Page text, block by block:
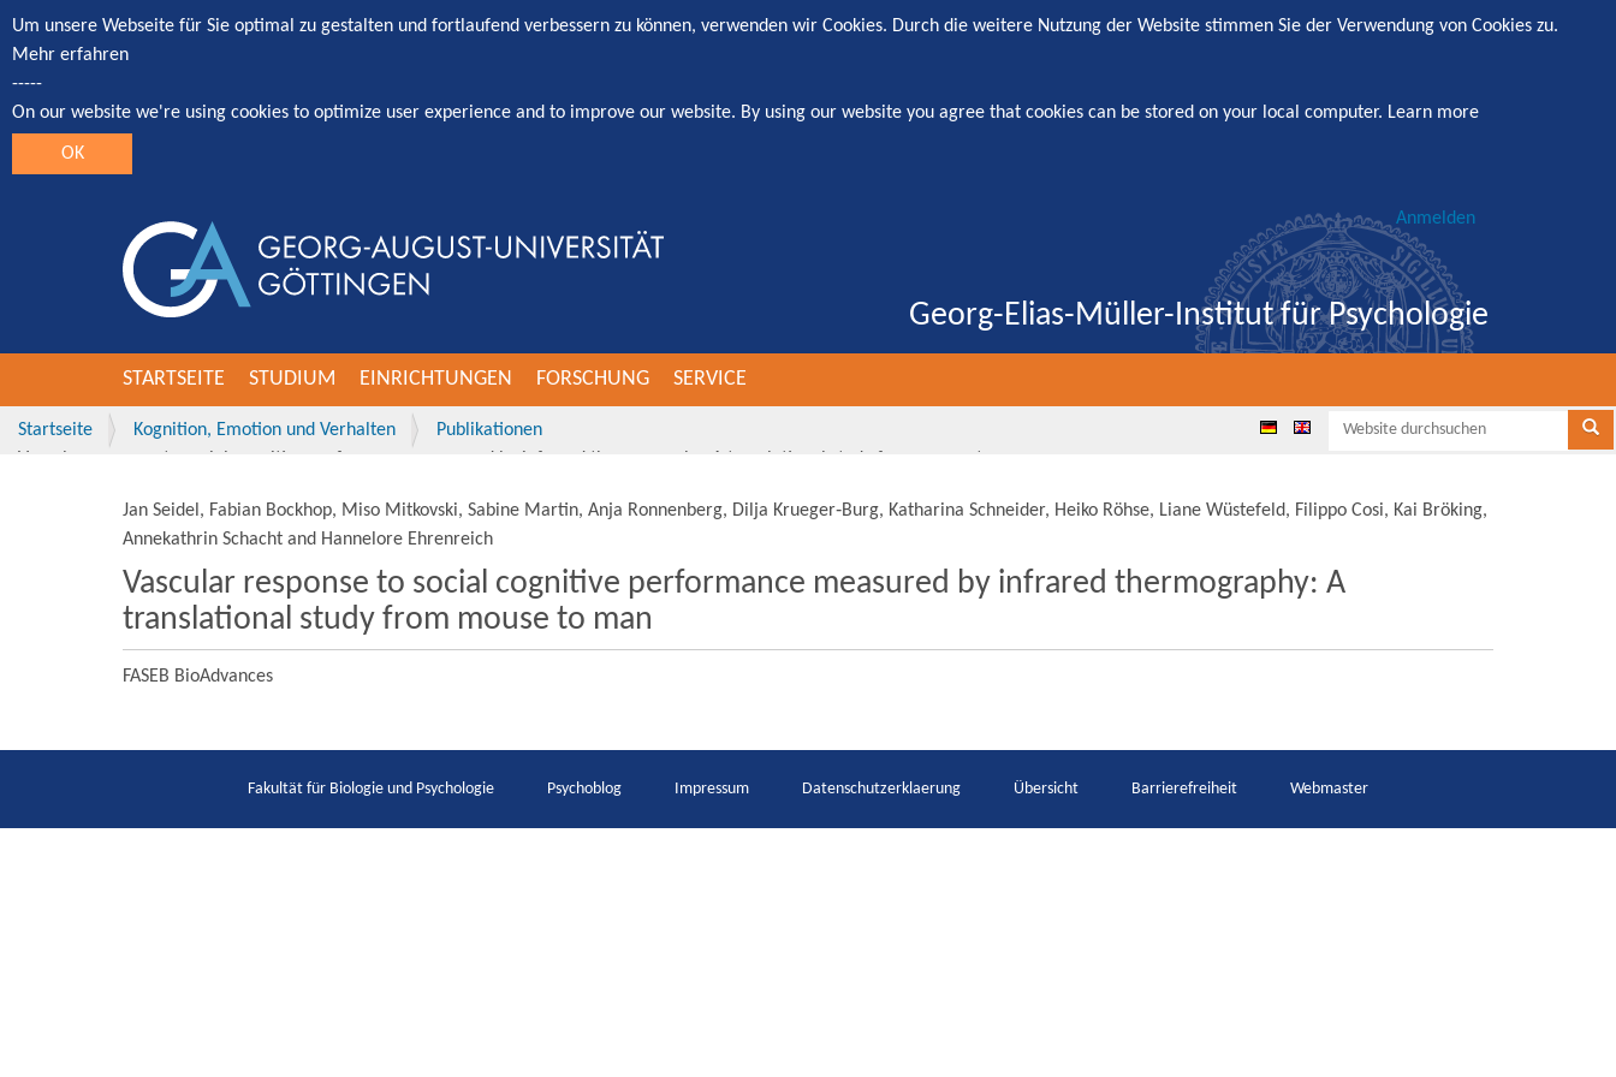
Um unsere Webseite für Sie optimal zu gestalten und fortlaufend verbessern zu können, verwenden wir Cookies. Durch die weitere Nutzung der Website stimmen Sie der Verwendung von Cookies zu.
Mehr erfahren
-----
On our website we're using cookies to optimize user experience and to improve our website. By using our website you agree that cookies can be stored on your local computer. Learn more
OK
Georg-Elias-Müller-Institut für Psychologie
Anmelden
STARTSEITE STUDIUM EINRICHTUNGEN FORSCHUNG SERVICE
Startseite Kognition, Emotion und Verhalten
Publikationen
Jan Seidel, Fabian Bockhop, Miso Mitkovski, Sabine Martin, Anja Ronnenberg, Dilja Krueger‐Burg, Katharina Schneider, Heiko Röhse, Liane Wüstefeld, Filippo Cosi, Kai Bröking,
Annekathrin Schacht and Hannelore Ehrenreich
Vascular response to social cognitive performance measured by infrared thermography: A
translational study from mouse to man
FASEB BioAdvances
Fakultät für Biologie und Psychologie Psychoblog Impressum Datenschutzerklaerung Übersicht Barrierefreiheit Webmaster